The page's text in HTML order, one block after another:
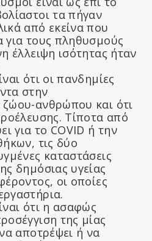
τα πήγαν
από εκείνα που
για τους πληθυσμούς
έλλειψη ισότητας ήταν
ότι οι πανδημίες
στην
ανθρώπου και ότι
Τίποτα από
για το COVID ή την
τις δύο
καταστάσεις
δημόσιας υγείας
οι οποίες
ότι η ασαφώς
της μίας
αποτρέψει ή να